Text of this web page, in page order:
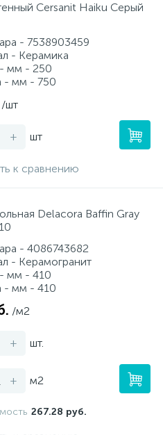
Cersanit Haiku Серый
- 7538903459
- Керамика
мм - 250
- мм - 750
/шт
+ шт
к сравнению
Delacora Baffin Gray
- 4086743682
- Керамогранит
мм - 410
- мм - 410
/м2
+ шт.
+ м2
267.28 руб.